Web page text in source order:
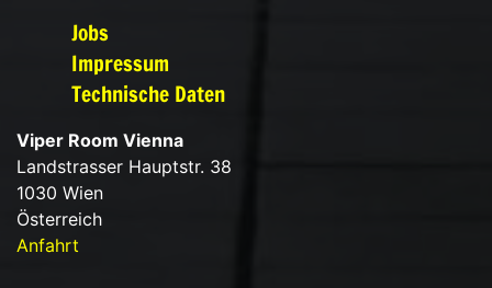
Jobs
Impressum
Technische Daten
Viper Room Vienna
Landstrasser Hauptstr. 38
1030 Wien
Österreich
Anfahrt